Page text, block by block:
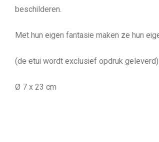
beschilderen.
Met hun eigen fantasie maken ze hun
(de etui wordt exclusief opdruk geleverd)
Ø 7 x 23 cm